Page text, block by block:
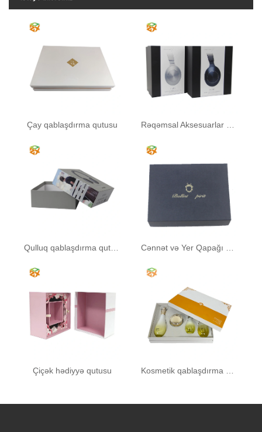
Çay qablaşdırma qutusu
Qulluq qablaşdırma qutusu
Çiçək hədiyyə qutusu